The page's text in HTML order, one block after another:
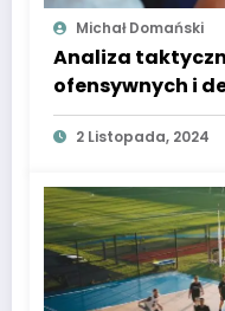
Michał Domański
Analiza
ofensywnych i
strategii w NBA
2 Listopada, 2024